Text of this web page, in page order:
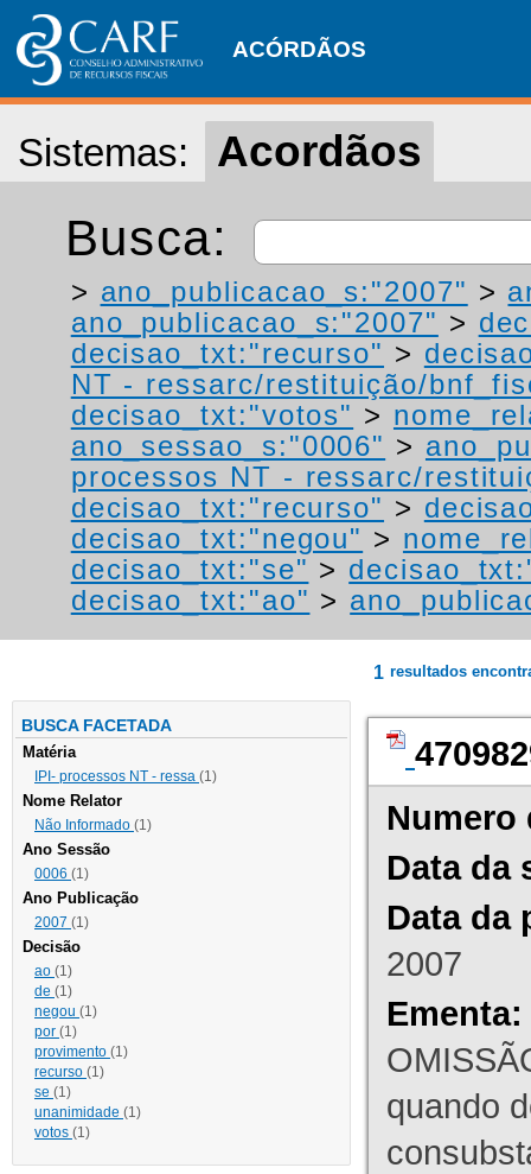
ACÓRDÃOS
Sistemas: Acordãos
Busca:
> ano_publicacao_s:"2007" >
ano_publicacao_s:"2007" >
decisao_txt:"recurso" >
NT - ressarc/restituição/
decisao_txt:"votos" >
ano_sessao_s:"0006" >
processos NT - ressarc/
decisao_txt:"recurso" >
decisao_txt:"negou" >
decisao_txt:"se" >
decisao_txt:"ao" >
BUSCA FACETADA
Matéria
IPI- processos NT - ressa (1)
Nome Relator
Não Informado (1)
Ano Sessão
0006 (1)
Ano Publicação
2007 (1)
Decisão
ao (1)
de (1)
negou (1)
por (1)
provimento (1)
recurso (1)
se (1)
unanimidade (1)
votos (1)
1 resultados
Numero
Data da
Data da
2007
Ementa:
quando